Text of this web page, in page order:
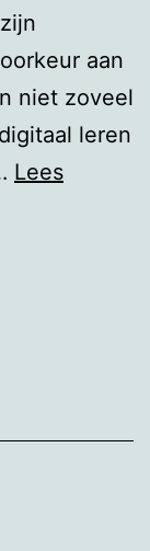
aan
niet zoveel
leren
Lees